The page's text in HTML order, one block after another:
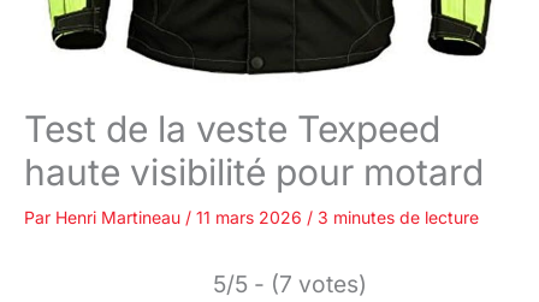
Test de la veste Texpeed
haute visibilité pour motard
Par Henri Martineau / 11 mars 2026 / 3 minutes de lecture
5/5 - (7 votes)